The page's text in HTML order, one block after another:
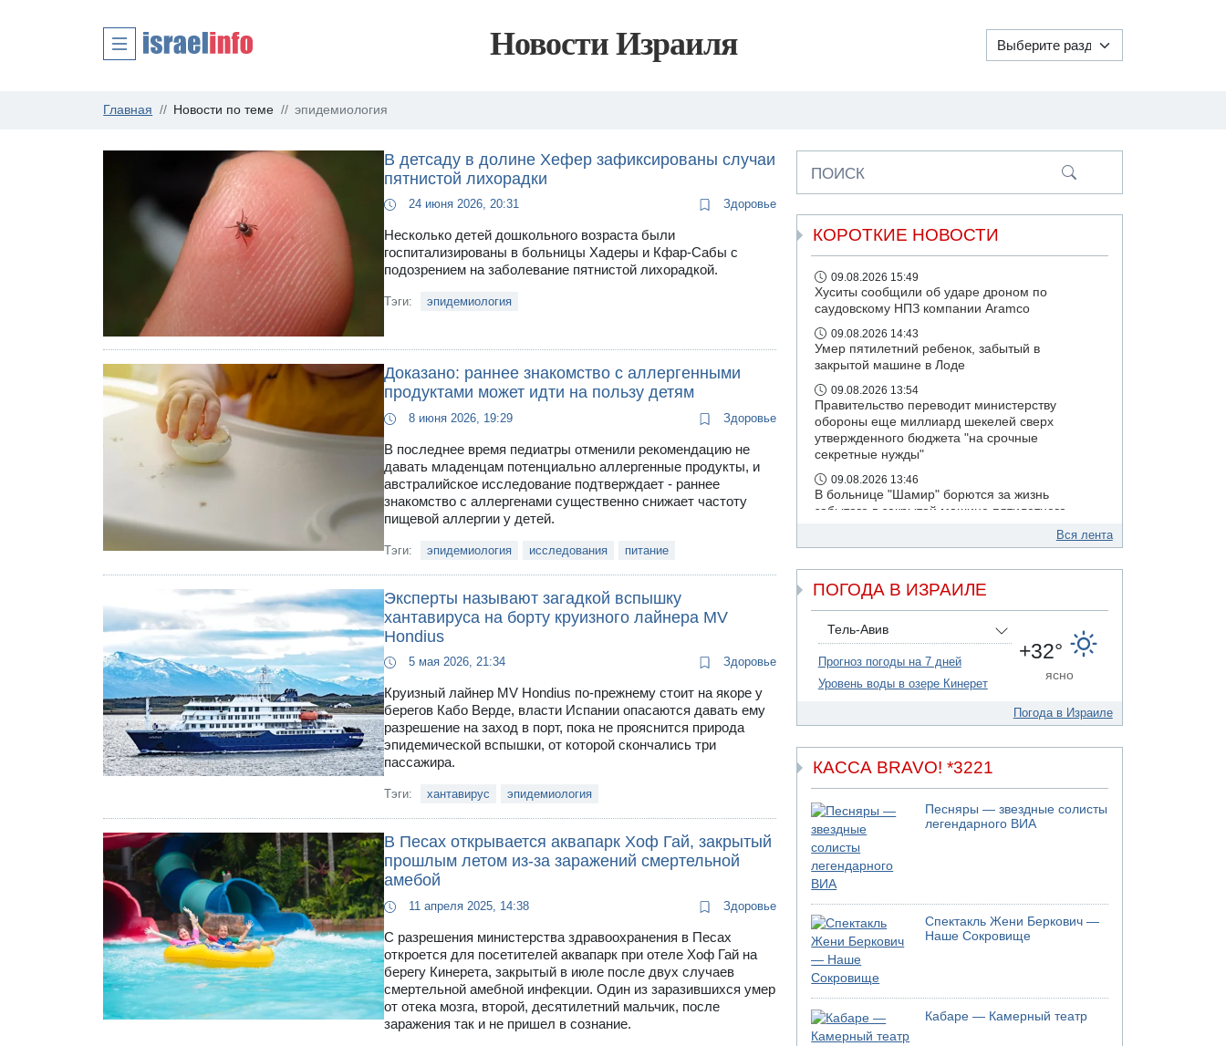
Новости Израиля
Главная Новости по теме эпидемиология
В детсаду в долине Хефер зафиксированы случаи
пятнистой лихорадки
24 июня 2026, 20:31 Здоровье
Несколько детей дошкольного возраста были
госпитализированы в больницы Хадеры и Кфар-Сабы с
подозрением на заболевание пятнистой лихорадкой.
Тэги: эпидемиология
Доказано: раннее знакомство с аллергенными
продуктами может идти на пользу детям
8 июня 2026, 19:29 Здоровье
В последнее время педиатры отменили рекомендацию не
давать младенцам потенциально аллергенные продукты, и
австралийское исследование подтверждает - раннее
знакомство с аллергенами существенно снижает частоту
пищевой аллергии у детей.
Тэги: эпидемиология исследования питание
Эксперты называют загадкой вспышку
хантавируса на борту круизного лайнера MV
Hondius
5 мая 2026, 21:34 Здоровье
Круизный лайнер MV Hondius по-прежнему стоит на якоре у
берегов Кабо Верде, власти Испании опасаются давать ему
разрешение на заход в порт, пока не прояснится природа
эпидемической вспышки, от которой скончались три
пассажира.
Тэги: хантавирус эпидемиология
В Песах открывается аквапарк Хоф Гай, закрытый
прошлым летом из-за заражений смертельной
амебой
11 апреля 2025, 14:38 Здоровье
С разрешения министерства здравоохранения в Песах
откроется для посетителей аквапарк при отеле Хоф Гай на
берегу Кинерета, закрытый в июле после двух случаев
смертельной амебной инфекции. Один из заразившихся умер
от отека мозга, второй, десятилетний мальчик, после
заражения так и не пришел в сознание.
ПОИСК
КОРОТКИЕ НОВОСТИ
09.08.2026 15:49
Хуситы сообщили об ударе дроном по
саудовскому НПЗ компании Aramco
09.08.2026 14:43
Умер пятилетний ребенок, забытый в
закрытой машине в Лоде
09.08.2026 13:54
Правительство переводит министерству
обороны еще миллиард шекелей сверх
утвержденного бюджета "на срочные
секретные нужды"
09.08.2026 13:46
В больнице "Шамир" борются за жизнь
забытого в закрытой машине пятилетнего
NYT: Хизбалла переживает самый серьезный
финансовый кризис за многие годы
09.08.2026 13:29
Трагедия в Мексике: четырехлетний
израильский ребенок утонул, упав в бассейн
Вся лента
ПОГОДА В ИЗРАИЛЕ
Тель-Авив
Прогноз погоды на 7 дней
Уровень воды в озере Кинерет
+32°
ясно
Погода в Израиле
КАССА BRAVO! *3221
Песняры — звездные солисты
легендарного ВИА
Спектакль Жени Беркович —
Наше Сокровище
Кабаре — Камерный театр